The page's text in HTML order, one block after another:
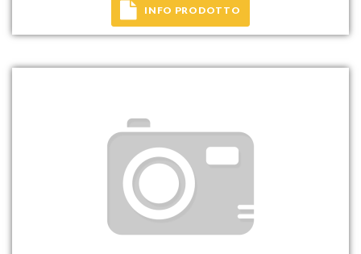
INFO PRODOTTO